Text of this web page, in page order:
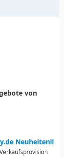
von
Neuheiten!!